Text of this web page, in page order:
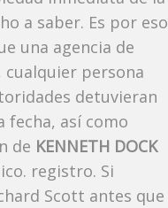
a saber. Es por eso
una agencia de
persona
detuvieran
fecha, así como
de KENNETH DOCK
registro. Si
Scott antes que